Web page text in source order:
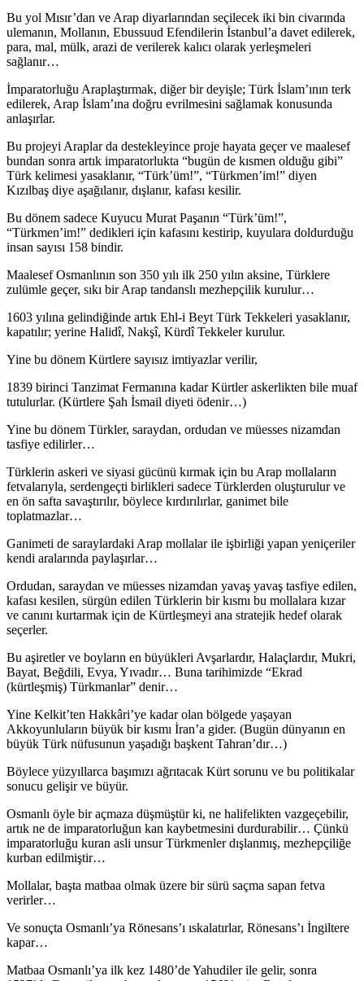
Bu yol Mısır’dan ve Arap diyarlarından seçilecek iki bin civarında
ulemanın, Mollanın, Ebussuud Efendilerin İstanbul’a davet edilerek,
para, mal, mülk, arazi de verilerek kalıcı olarak yerleşmeleri
sağlanır…
İmparatorluğu Araplaştırmak, diğer bir deyişle; Türk İslam’ının terk
edilerek, Arap İslam’ına doğru evrilmesini sağlamak konusunda
anlaşırlar.
Bu projeyi Araplar da destekleyince proje hayata geçer ve maalesef
bundan sonra artık imparatorlukta “bugün de kısmen olduğu gibi”
Türk kelimesi yasaklanır, “Türk’üm!”, “Türkmen’im!” diyen
Kızılbaş diye aşağılanır, dışlanır, kafası kesilir.
Bu dönem sadece Kuyucu Murat Paşanın “Türk’üm!”,
“Türkmen’im!” dedikleri için kafasını kestirip, kuyulara doldurduğu
insan sayısı 158 bindir.
Maalesef Osmanlının son 350 yılı ilk 250 yılın aksine, Türklere
zulümle geçer, sıkı bir Arap tandanslı mezhepçilik kurulur…
1603 yılına gelindiğinde artık Ehl-i Beyt Türk Tekkeleri yasaklanır,
kapatılır; yerine Halidî, Nakşî, Kürdî Tekkeler kurulur.
Yine bu dönem Kürtlere sayısız imtiyazlar verilir,
1839 birinci Tanzimat Fermanına kadar Kürtler askerlikten bile muaf
tutulurlar. (Kürtlere Şah İsmail diyeti ödenir…)
Yine bu dönem Türkler, saraydan, ordudan ve müesses nizamdan
tasfiye edilirler…
Türklerin askeri ve siyasi gücünü kırmak için bu Arap mollaların
fetvalarıyla, serdengeçti birlikleri sadece Türklerden oluşturulur ve
en ön safta savaştırılır, böylece kırdırılırlar, ganimet bile
toplatmazlar…
Ganimeti de saraylardaki Arap mollalar ile işbirliği yapan yeniçeriler
kendi aralarında paylaşırlar…
Ordudan, saraydan ve müesses nizamdan yavaş yavaş tasfiye edilen,
kafası kesilen, sürgün edilen Türklerin bir kısmı bu mollalara kızar
ve canını kurtarmak için de Kürtleşmeyi ana stratejik hedef olarak
seçerler.
Bu aşiretler ve boyların en büyükleri Avşarlardır, Halaçlardır, Mukri,
Bayat, Beğdili, Evya, Yıvadır… Buna tarihimizde “Ekrad
(kürtleşmiş) Türkmanlar” denir…
Yine Kelkit’ten Hakkâri’ye kadar olan bölgede yaşayan
Akkoyunluların büyük bir kısmı İran’a gider. (Bugün dünyanın en
büyük Türk nüfusunun yaşadığı başkent Tahran’dır…)
Böylece yüzyıllarca başımızı ağrıtacak Kürt sorunu ve bu politikalar
sonucu gelişir ve büyür.
Osmanlı öyle bir açmaza düşmüştür ki, ne halifelikten vazgeçebilir,
artık ne de imparatorluğun kan kaybetmesini durdurabilir… Çünkü
imparatorluğu kuran asli unsur Türkmenler dışlanmış, mezhepçiliğe
kurban edilmiştir…
Mollalar, başta matbaa olmak üzere bir sürü saçma sapan fetva
verirler…
Ve sonuçta Osmanlı’ya Rönesans’ı ıskalatırlar, Rönesans’ı İngiltere
kapar…
Matbaa Osmanlı’ya ilk kez 1480’de Yahudiler ile gelir, sonra